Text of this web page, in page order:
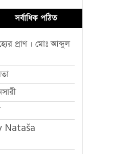
সর্বাধিক পঠিত
প্রাণ । মোঃ আব্দুল
Nataša